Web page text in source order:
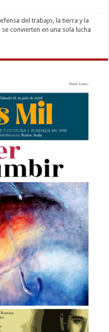
del trabajo, la tierra y la
convierten en una sola lucha